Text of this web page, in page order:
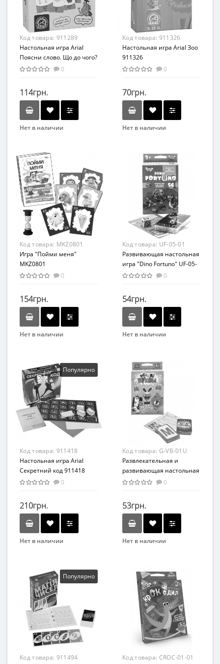
Код товара: 911289
Настольная игра Arial
Поясни слово. Що до чого?
911289
0
114грн.
Нет в наличии
Вид
Развивающие
Возраст
От 5-ти лет
Код товара: 911326
Настольная игра Arial Зоо
911326
0
70грн.
Нет в наличии
Карточные игры
Возраст
От 4-х лет
Развлекательные
Материал
Картон
Код товара: MKZ0801
Игра "Пойми меня"
MKZ0801
0
154грн.
Нет в наличии
Вид
Интеллектуальные игры
Возраст
От 3-х лет
Материал
Комбинированный
Код товара: UF-05-01
Развивающая настольная
игра "Dino Fortuno" UF-05-
01
0
54грн.
Нет в наличии
Вид
Развивающие
Возраст
От 3-х лет
Комбинированный
Популярно
Код товара: 911418
Настольная игра Arial
Секретний код 911418
0
210грн.
Нет в наличии
Вид
Развивающие
Возраст
От 7 лет
Жанр
Развлекательные
Картон
Код товара: G-VB-01U
Развлекательная и
развивающая настольная
игра "Веселые буквы" рус.
0
53грн.
Нет в наличии
Развивающие
Возраст
От 3-х лет
Материал
Картон
Популярно
Код товара: 911494
Код товара: CROC-01-01